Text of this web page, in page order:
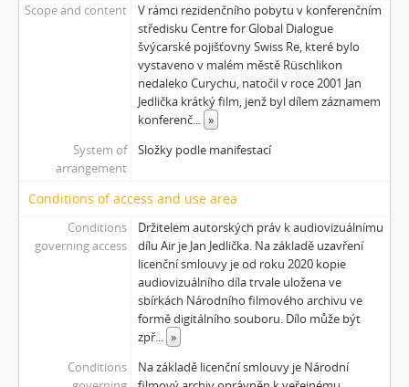
[Subseries] Možná
[Subseries] 28 stotín Synagógy
[Subseries] Z lásky
[Subseries] Parkovací smyčka
[Subseries] Otevřeno zavřeno otevřeno zavřeno...
[Subseries] Klatov
[Subseries] Jizvy, jiskry, jistoty
[Subseries] Země, světlo, vzduch
[Subseries] Slovo
[Subseries] Virtuální opona
[Subseries] Grafika podzimu
[Subseries] Yes No Yes
[Subseries] Zrcadlo času
[Subseries] Píseň hlemýžďů jdoucích na pohřeb
[Subseries] Abstraktní animace ze 60. let
Scope and content
V rámci rezidenčního pobytu v konferenčním
středisku Centre for Global Dialogue
švýcarské pojišťovny Swiss Re, které bylo
vystaveno v malém městě Rüschlikon
nedaleko Curychu, natočil v roce 2001 Jan
Jedlička krátký film, jenž byl dílem záznamem
konferenč... »
System of
arrangement
Složky podle manifestací
Conditions of access and use area
Conditions
governing access
Držitelem autorských práv k audiovizuálnímu
dílu Air je Jan Jedlička. Na základě uzavření
licenční smlouvy je od roku 2020 kopie
audiovizuálního díla trvale uložena ve
sbírkách Národního filmového archivu ve
formě digitálního souboru. Dílo může být
zpř... »
Conditions
Na základě licenční smlouvy je Národní